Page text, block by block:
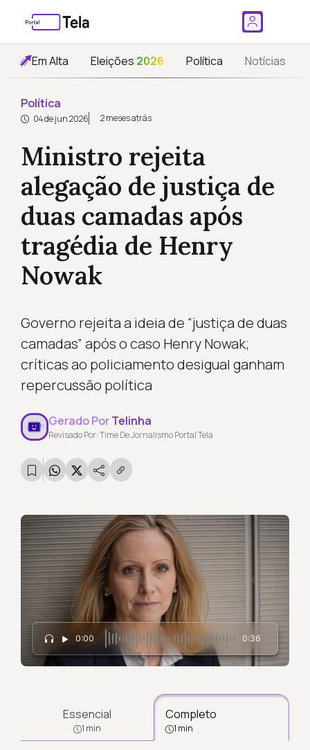
Em Alta Eleições 2026 Política Notícias
Política
04 de jun 2026 2 meses atrás
Ministro rejeita
alegação de justiça de
duas camadas após
tragédia de Henry
Nowak
Governo rejeita a ideia de “justiça de duas
camadas” após o caso Henry Nowak;
críticas ao policiamento desigual ganham
repercussão política
Gerado PorTelinha
Revisado Por: Time De Jornalismo Portal Tela
0:00 0:36
Essencial
1 min
Completo
1 min